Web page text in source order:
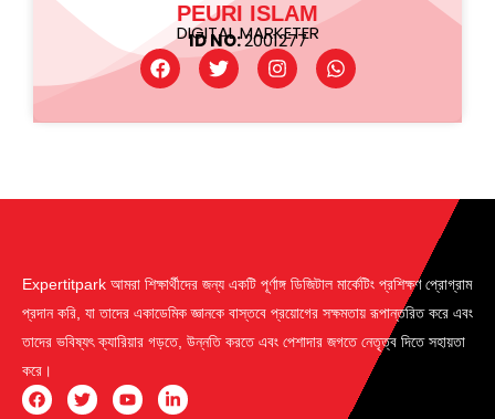
PEURI ISLAM
DIGITAL MARKETER
ID NO:2001277
Expertitpark আমরা শিক্ষার্থীদের জন্য একটি পূর্ণাঙ্গ ডিজিটাল মার্কেটিং প্রশিক্ষণ প্রোগ্রাম
প্রদান করি, যা তাদের একাডেমিক জ্ঞানকে বাস্তবে প্রয়োগের সক্ষমতায় রূপান্তরিত করে এবং
তাদের ভবিষ্যৎ ক্যারিয়ার গড়তে, উন্নতি করতে এবং পেশাদার জগতে নেতৃত্ব দিতে সহায়তা
করে।